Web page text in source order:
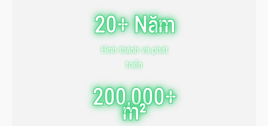
20+ Năm
Hình thành và phát
triển
200,000+
m²